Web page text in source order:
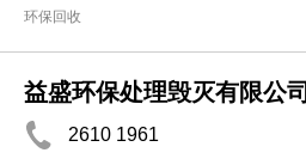
环保回收
益盛环保处理毁灭有限公司
2610 1961